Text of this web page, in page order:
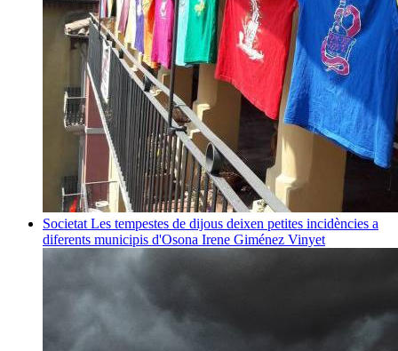
Societat Les tempestes de dijous deixen petites incidències a
diferents municipis d'Osona Irene Giménez Vinyet